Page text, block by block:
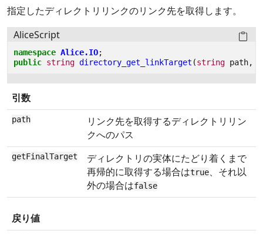
指定したディレクトリリンクのリンク先を取得します。
AliceScript
namespace Alice.IO;
public string directory_get_linkTarget (string path,
引数
path
リンク先を取得するディレクトリリン
クへのパス
getFinalTarget
ディレクトリの実体にたどり着くまで
再帰的に取得する場合はtrue、それ以
外の場合はfalse
戻り値